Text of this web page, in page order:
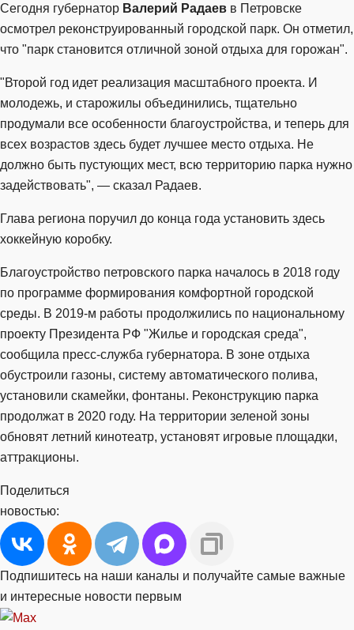
Сегодня губернатор Валерий Радаев в Петровске
осмотрел реконструированный городской парк. Он отметил,
что "парк становится отличной зоной отдыха для горожан".
"Второй год идет реализация масштабного проекта. И
молодежь, и старожилы объединились, тщательно
продумали все особенности благоустройства, и теперь для
всех возрастов здесь будет лучшее место отдыха. Не
должно быть пустующих мест, всю территорию парка нужно
задействовать", — сказал Радаев.
Глава региона поручил до конца года установить здесь
хоккейную коробку.
Благоустройство петровского парка началось в 2018 году
по программе формирования комфортной городской
среды. В 2019-м работы продолжились по национальному
проекту Президента РФ "Жилье и городская среда",
сообщила пресс-служба губернатора. В зоне отдыха
обустроили газоны, систему автоматического полива,
установили скамейки, фонтаны. Реконструкцию парка
продолжат в 2020 году. На территории зеленой зоны
обновят летний кинотеатр, установят игровые площадки,
аттракционы.
Поделиться
новостью:
Подпишитесь на наши каналы и получайте самые важные
и интересные новости первым